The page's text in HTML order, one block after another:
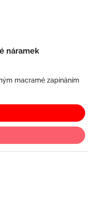
náramek
macramé zapínáním